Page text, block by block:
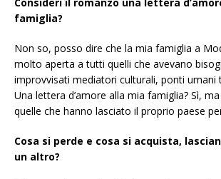
famiglia?
Non so, posso dire che la mia famiglia a
molto aperta a tutti quelli che avevano
improvvisati mediatori culturali, ponti umani
Una lettera d’amore alla mia famiglia? Sì,
quelle che hanno lasciato il proprio paese
Cosa si perde e cosa si acquista,
un altro?